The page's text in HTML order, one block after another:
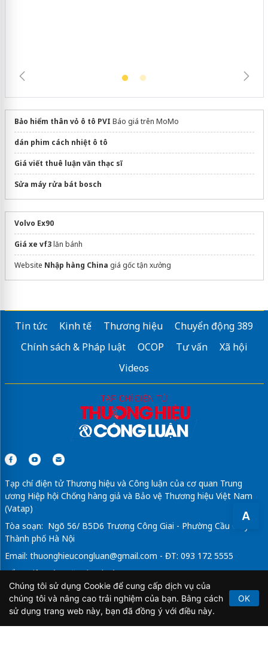
A
Bảo hiểm thân vỏ ô tô PVI Báo giá trên MoMo
dán phim cách nhiệt ô tô
Giá viết thuê luận văn thạc sĩ
Sửa máy rửa bát bosch
Volvo Ex90
Giá xe vf3lăn bánh
Website Nhập hàng China giá gốc tận xưởng
Tin tức Kinh tế Thương hiệu
Chuyển động 389
Chính sách & Pháp luật
OCOP Tư vấn
Xã hội
Videos
Tạp chí điện tử Thương hiệu và Công luận của cơ quan Trung
ương Hiệp hội Chống hàng giả và Bảo vệ Thương hiệu Việt Nam
(Vatap)
Tòa soạn: Ngõ 56/ B5D6 Trương Công Giai - Phường Cầu Giấy -
Thành phố Hà Nội
Email: thuonghieucongluan@gmail.com - ĐT: 093 172 5555
Tổng Biên Tập: Vũ Đức Thuận
Giấy phép hoạt động báo chí điện tử số 64/GP-BTTTT do Bộ
Thông tin và Truyền thông cấp ngày 21/2/2020.
Chúng tôi sử dụng Cookie để cung cấp dịch vụ của
chúng tôi và nâng cao trải nghiệm của bạn. Bằng cách
sử dụng trang web này, bạn đã đồng ý với điều này.
OK